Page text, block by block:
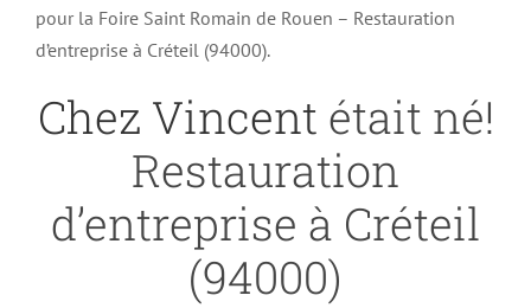
pour la Foire Saint Romain de Rouen – Restauration
d’entreprise à Créteil (94000).
Chez Vincent était né!
Restauration
d’entreprise à Créteil
(94000)